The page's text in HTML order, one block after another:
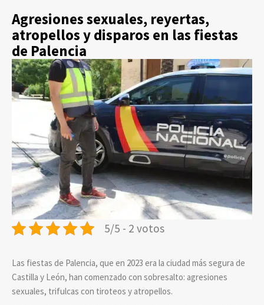
Agresiones sexuales, reyertas,
atropellos y disparos en las fiestas
de Palencia
5/5 - 2 votos
Las fiestas de Palencia, que en 2023 era la ciudad más segura de
Castilla y León, han comenzado con sobresalto: agresiones
sexuales, trifulcas con tiroteos y atropellos.